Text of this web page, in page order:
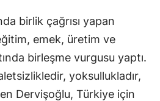
birlik çağrısı yapan
emek, üretim ve
birleşme vurgusu yaptı.
yoksullukladır,
Dervişoğlu, Türkiye için